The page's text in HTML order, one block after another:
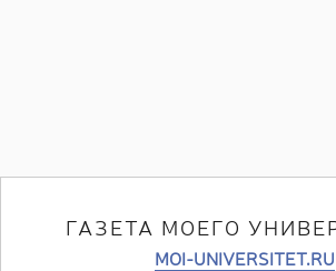
ГАЗЕТА МОЕГО
MOI-UNIVERSITET.RU